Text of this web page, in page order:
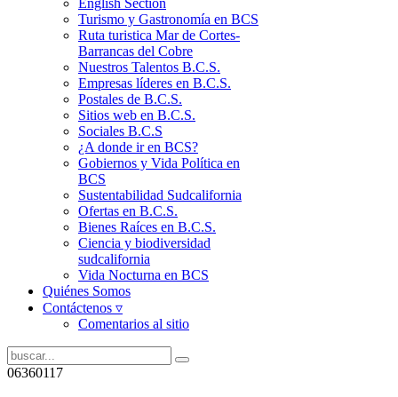
English Section
Turismo y Gastronomía en BCS
Ruta turistica Mar de Cortes-
Barrancas del Cobre
Nuestros Talentos B.C.S.
Empresas líderes en B.C.S.
Postales de B.C.S.
Sitios web en B.C.S.
Sociales B.C.S
¿A donde ir en BCS?
Gobiernos y Vida Política en
BCS
Sustentabilidad Sudcalifornia
Ofertas en B.C.S.
Bienes Raíces en B.C.S.
Ciencia y biodiversidad
sudcalifornia
Vida Nocturna en BCS
Quiénes Somos
Contáctenos ▿
Comentarios al sitio
06360117